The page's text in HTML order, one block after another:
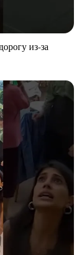
из-за